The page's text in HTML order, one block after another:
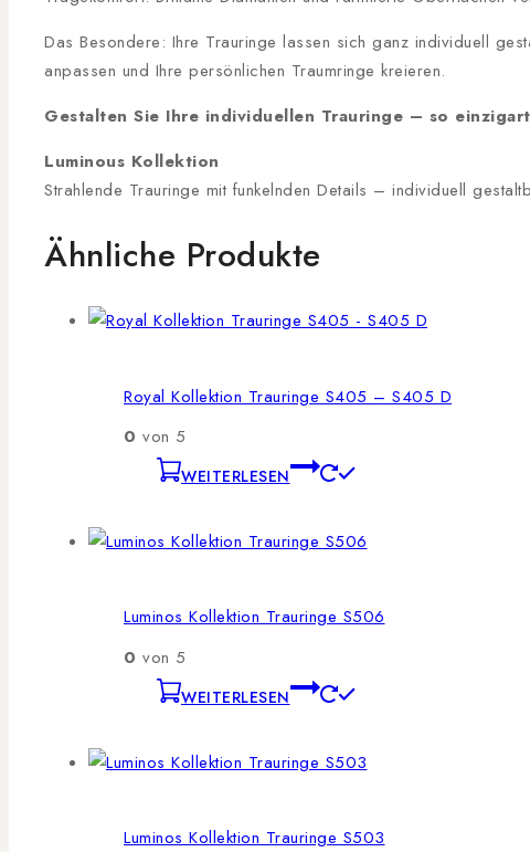
Das Besondere: Ihre Trauringe lassen sich ganz individuell
anpassen und Ihre persönlichen Traumringe kreieren.
Gestalten Sie Ihre individuellen Trauringe – so
Luminous Kollektion
Strahlende Trauringe mit funkelnden Details – individuell
Ähnliche Produkte
Royal Kollektion Trauringe S405 – S405 D
0 von 5
WEITERLESEN
Luminos Kollektion Trauringe S506
0 von 5
WEITERLESEN
Luminos Kollektion Trauringe S503